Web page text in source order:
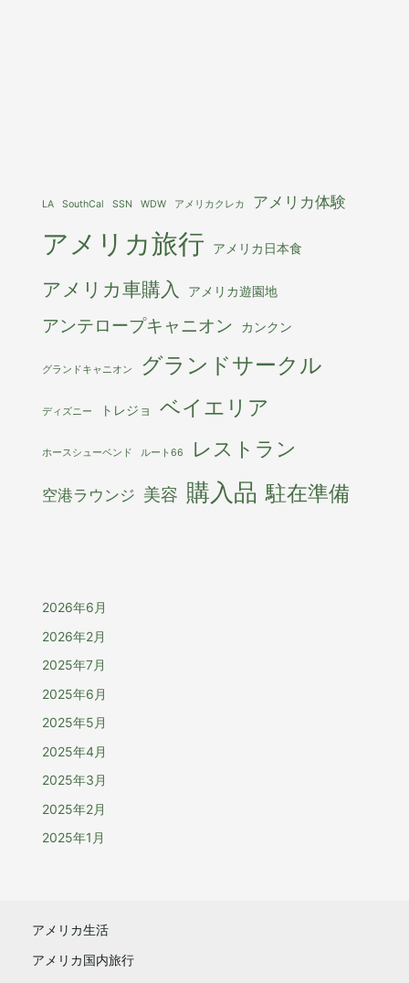
LA SouthCal SSN WDW アメリカクレカ アメリカ体験
アメリカ旅行 アメリカ日本食
アメリカ車購入 アメリカ遊園地
アンテロープキャニオン カンクン
グランドキャニオン グランドサークル
ディズニー トレジョ ベイエリア
ホースシューベンド ルート66 レストラン
空港ラウンジ 美容 購入品 駐在準備
2026年6月
2026年2月
2025年7月
2025年6月
2025年5月
2025年4月
2025年3月
2025年2月
2025年1月
アメリカ生活
アメリカ国内旅行